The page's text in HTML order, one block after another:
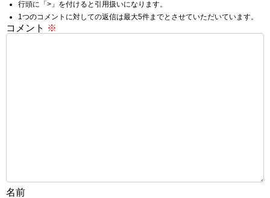
行頭に「>」を付けると引用扱いになります。
1つのコメントに対しての返信は最大5件までとさせていただいています。
コメント ※
名前